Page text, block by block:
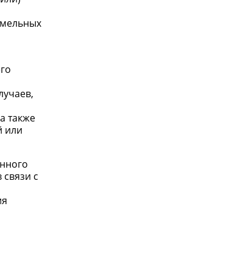
также
или
с